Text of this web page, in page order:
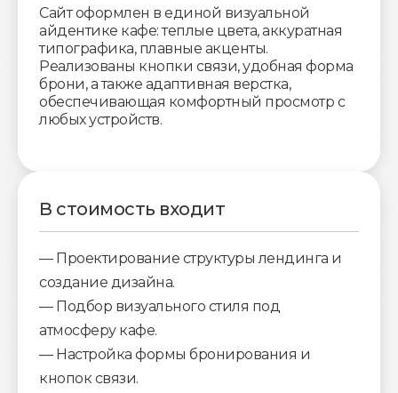
Сайт оформлен в единой визуальной
айдентике кафе: теплые цвета, аккуратная
типографика, плавные акценты.
Реализованы кнопки связи, удобная форма
брони, а также адаптивная верстка,
обеспечивающая комфортный просмотр с
любых устройств.
В стоимость входит
— Проектирование структуры лендинга и
создание дизайна.
— Подбор визуального стиля под
атмосферу кафе.
— Настройка формы бронирования и
кнопок связи.